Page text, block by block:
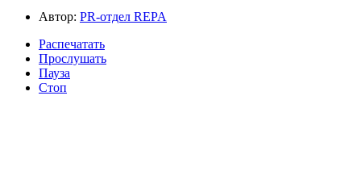
Автор: PR-отдел REPA
Распечатать
Прослушать
Пауза
Стоп